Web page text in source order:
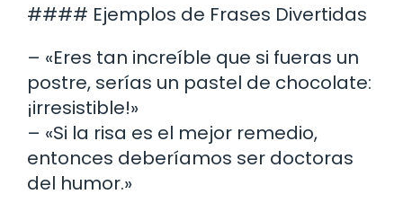
#### Ejemplos de Frases Divertidas
– «Eres tan increíble que si fueras un
postre, serías un pastel de chocolate:
¡irresistible!»
– «Si la risa es el mejor remedio,
entonces deberíamos ser doctoras
del humor.»